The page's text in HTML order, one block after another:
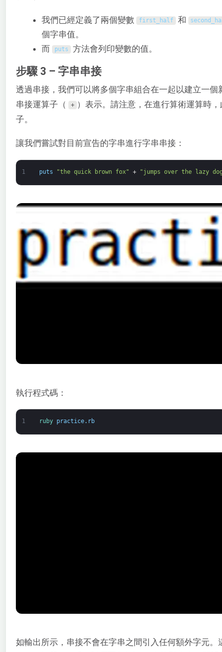
我們已經定義了兩個變數 first_half 和
個字串值。
而
puts 方法會列印變數的值。
步驟 3 – 字串串接
透過串接，我們可以將多個字串組合在一起以建立一個
串接運算子（
+ ）表示。請注意，在進行算術運算時
子。
讓我們嘗試對目前宣告的字串進行字串串接：
1 puts "the quick brown fox" + "jumps over the lazy
執行程式碼：
1 ruby practice. rb
如輸出所示，串接不會在字串之間引入任何額外字元